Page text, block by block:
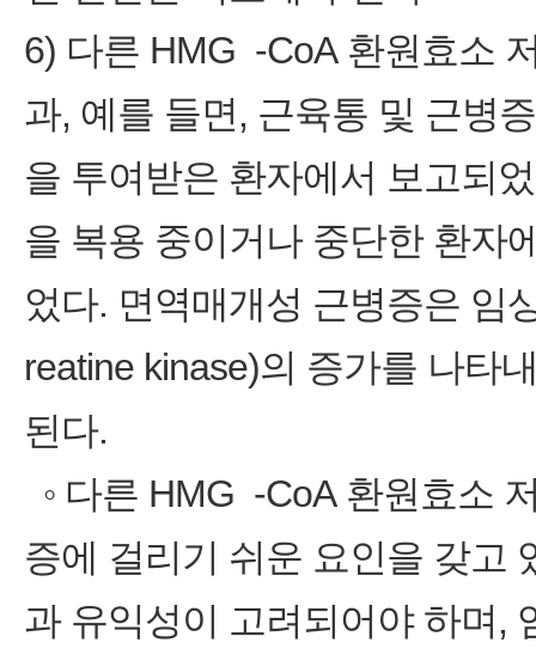
6) 다른 HMG ‑CoA 환원효소
과, 예를 들면, 근육통 및 근병
을 투여받은 환자에서 보고되
을 복용 중이거나 중단한 환자
었다. 면역매개성 근병증은 임
reatine kinase)의 증가를 나타
된다.
◦ 다른 HMG ‑CoA 환원효소
증에 걸리기 쉬운 요인을 갖고
과 유익성이 고려되어야 하며,